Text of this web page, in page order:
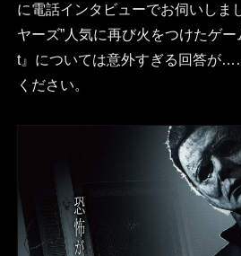
に電話インタビューでお伺いしま
ヤーズ”人気に再び火をつけたゲ
t』については意外すぎる回答が
ください。